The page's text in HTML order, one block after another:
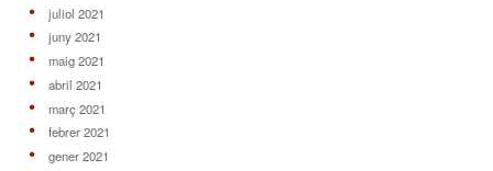
juliol 2021
juny 2021
maig 2021
abril 2021
març 2021
febrer 2021
gener 2021